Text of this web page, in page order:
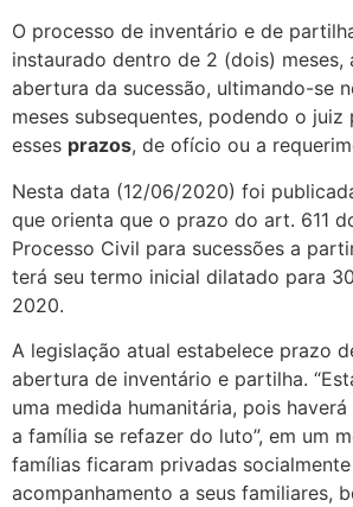
O processo de inventário e de
instaurado dentro de 2 (dois) meses,
abertura da sucessão, ultimando-se
meses subsequentes, podendo o juiz
esses prazos, de ofício ou a
Nesta data (12/06/2020) foi
que orienta que o prazo do art. 611
Processo Civil para sucessões a
terá seu termo inicial dilatado para
2020.
A legislação atual estabelece prazo
abertura de inventário e partilha.
uma medida humanitária, pois
a família se refazer do luto”, em um
famílias ficaram privadas
acompanhamento a seus familiares,